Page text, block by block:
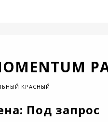
КРАСНЫЙ
Под запрос